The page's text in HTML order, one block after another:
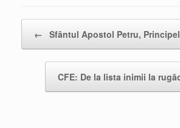
← Sfântul Apostol Petru,
CFE: De la lista inimii la